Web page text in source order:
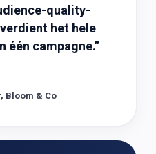
quality-
het hele
één campagne.”
Bloom & Co